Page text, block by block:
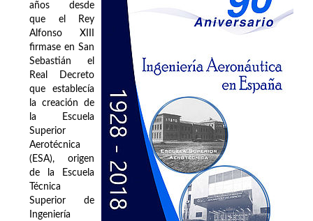
años desde
que el Rey
Alfonso XIII
firmase en San
Sebastián el
Real Decreto
que establecía
la creación de
la Escuela
Superior
Aerotécnica
(ESA), origen
de la Escuela
Técnica
Superior de
Ingeniería